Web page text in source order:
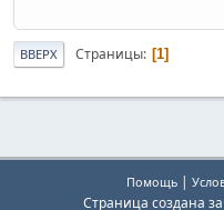
ВВЕРХ Страницы 1
Помощь
Страница создана